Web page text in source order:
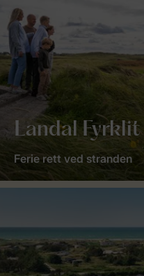
Landal Fyrklit
Ferie rett ved stranden